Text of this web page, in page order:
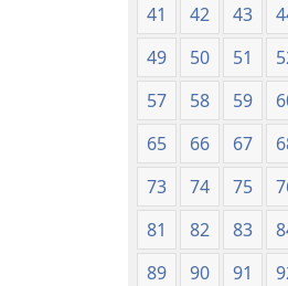
41
42 43
49
50 51
57
58 59
65
66 67
73
74 75
81
82 83
89
90 91